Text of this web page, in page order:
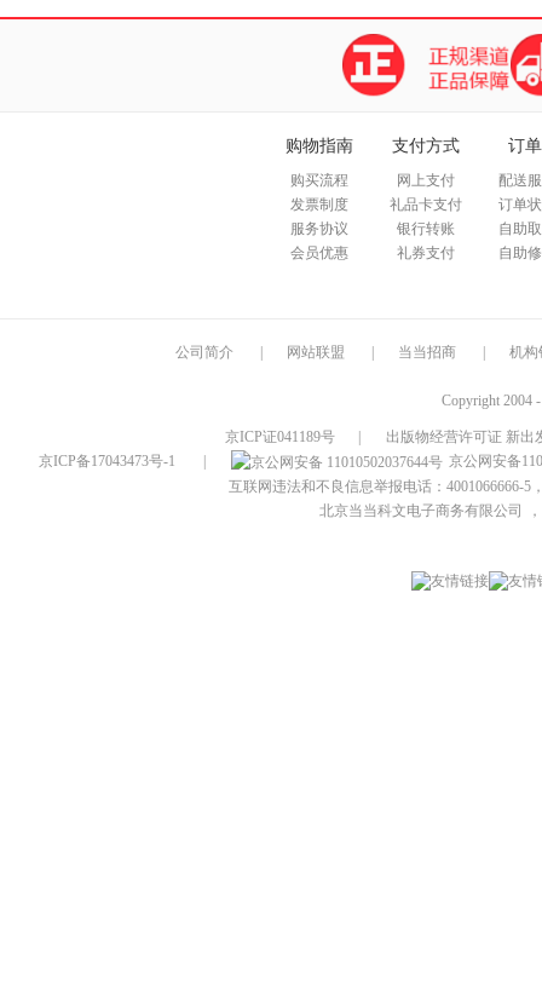
购物指南
购买流程
发票制度
服务协议
会员优惠
支付方式
网上支付
礼品卡支付
银行转账
礼券支付
订
配送
订单
自助
自助
公司简介 网站联盟 当当招商 机构
Copyright 2004
京ICP证041189号
出版物经营许可证 新出
京ICP备17043473号-1
京公网安备
互联网违法和不良信息举报电话：4001066666-5
北京当当科文电子商务有限公司